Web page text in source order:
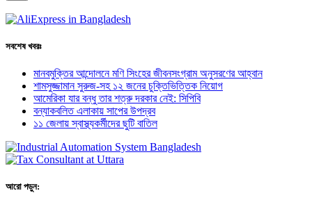
সবশেষ খবরঃ
মানবমুক্তির আন্দোলনে মণি সিংহের জীবনসংগ্রাম অনুসরণের আহ্বান
শামসুজ্জামান সুরুজ-সহ ১২ জনের চুক্তিভিত্তিক নিয়োগ
আমেরিকা যার বন্ধু তার শত্রু দরকার নেই: সিপিবি
বন্যাকবলিত এলাকায় সাপের উপদ্রব
১১ জেলায় স্বাস্থ্যকর্মীদের ছুটি বাতিল
আরো পড়ুন: